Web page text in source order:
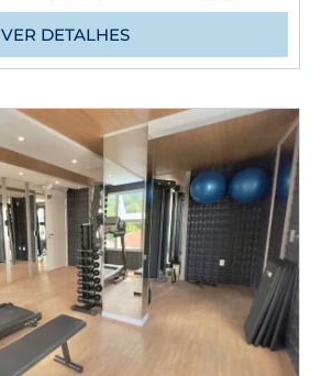
VER DETALHES